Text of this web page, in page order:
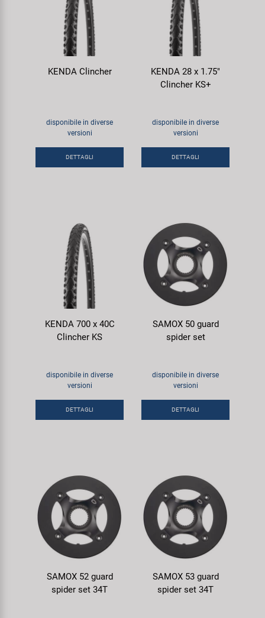
KENDA Clincher
disponibile in diverse
versioni
DETTAGLI
KENDA 28 x 1.75"
Clincher KS+
disponibile in diverse
versioni
DETTAGLI
KENDA 700 x 40C
Clincher KS
disponibile in diverse
versioni
DETTAGLI
SAMOX 50 guard
spider set
disponibile in diverse
versioni
DETTAGLI
SAMOX 52 guard
spider set 34T
SAMOX 53 guard
spider set 34T